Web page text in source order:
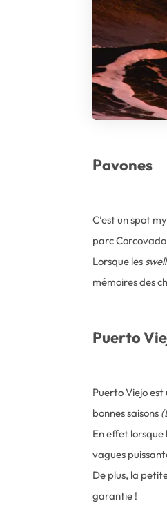
Pavones
C’est un spot
parc
Lorsque les
mémoires des
Puerto
Puerto Viejo est
bonnes saisons
En effet lorsque
vagues
De plus, la
garantie !